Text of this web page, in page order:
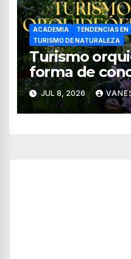
ACADEMIA
TENDENCIAS EN
TURISMO DE NATURALEZA
Turismo
forma de
las orquídeas
JUL 8, 2026